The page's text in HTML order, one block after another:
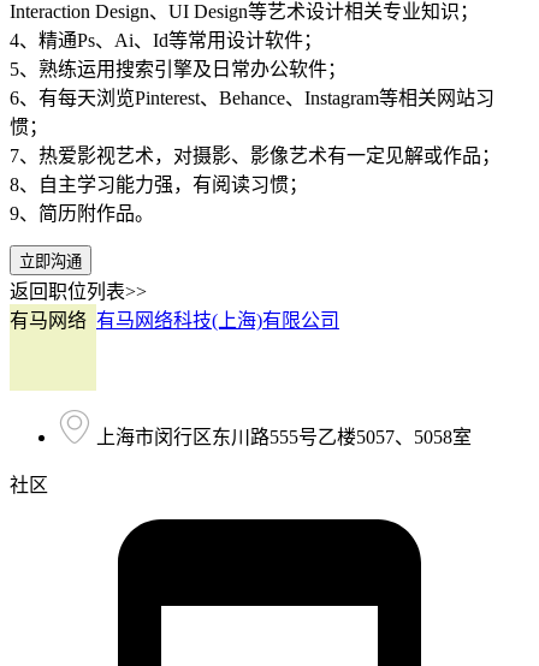
Interaction Design、UI Design等艺术设计相关专业知识；
4、精通Ps、Ai、Id等常用设计软件；
5、熟练运用搜索引擎及日常办公软件；
6、有每天浏览Pinterest、Behance、Instagram等相关网站习
惯；
7、热爱影视艺术，对摄影、影像艺术有一定见解或作品；
8、自主学习能力强，有阅读习惯；
9、简历附作品。
立即沟通
返回职位列表>>
有马网络 有马网络科技(上海)有限公司
上海市闵行区东川路555号乙楼5057、5058室
社区